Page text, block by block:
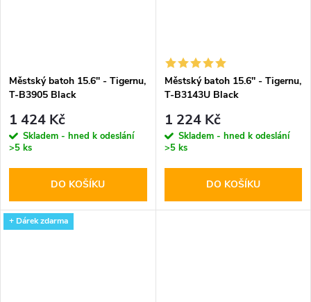
Městský batoh 15.6'' - Tigernu,
T-B3905 Black
1 424 Kč
Skladem - hned k odeslání
>5 ks
DO KOŠÍKU
Městský batoh 15.6'' - Tigernu,
T-B3143U Black
1 224 Kč
Skladem - hned k odeslání
>5 ks
DO KOŠÍKU
+ Dárek zdarma